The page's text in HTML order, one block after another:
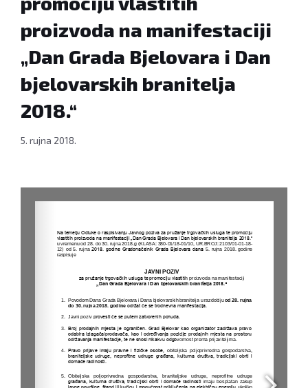
proizvoda na manifestaciji
„Dan Grada Bjelovara i Dan
bjelovarskih branitelja
2018.“
5. rujna 2018.